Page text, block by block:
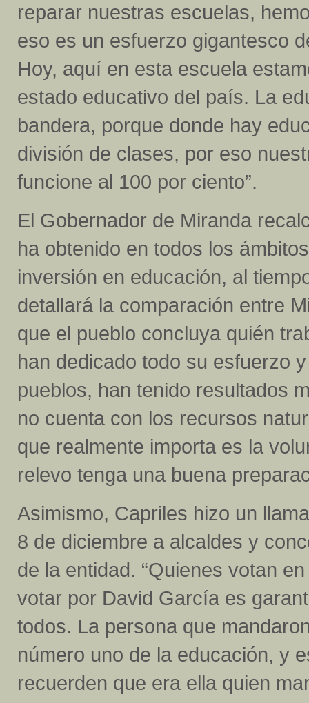
reparar nuestras escuelas,
eso es un esfuerzo gigantesco
Hoy, aquí en esta escuela
estado educativo del país. La
bandera, porque donde hay
división de clases, por eso
funcione al 100 por ciento”.
El Gobernador de Miranda
ha obtenido en todos los
inversión en educación, al
detallará la comparación entre
que el pueblo concluya quién
han dedicado todo su esfuerzo
pueblos, han tenido resultados
no cuenta con los recursos
que realmente importa es la
relevo tenga una buena
Asimismo, Capriles hizo un
8 de diciembre a alcaldes y
de la entidad. “Quienes votan
votar por David García es
todos. La persona que
número uno de la educación, y
recuerden que era ella quien